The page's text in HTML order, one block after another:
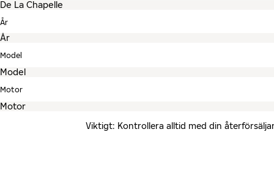
År
Model
Motor
Viktigt: Kontrollera alltid med din